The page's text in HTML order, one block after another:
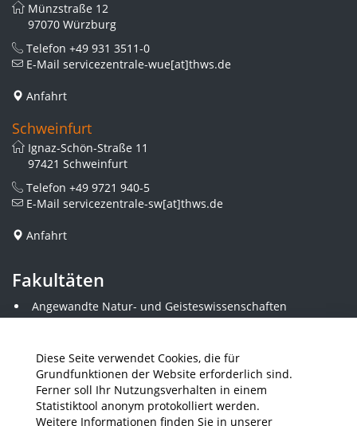
Diese Seite verwendet Cookies, die für
Grundfunktionen der Website erforderlich sind.
Ferner soll Ihr Nutzungsverhalten in einem
Statistiktool anonym protokolliert werden.
Weitere Informationen finden Sie in unserer
Münzstraße 12
97070 Würzburg
Telefon +49 931 3511-0
E-Mail servicezentrale-wue[at]thws.de
Anfahrt
Schweinfurt
Ignaz-Schön-Straße 11
97421 Schweinfurt
Telefon +49 9721 940-5
E-Mail servicezentrale-sw[at]thws.de
Anfahrt
Fakultäten
Angewandte Natur- und Geisteswissenschaften
Angewandte Sozialwissenschaften
Elektrotechnik
Gestaltung
Informatik und Wirtschaftsinformatik
Kunststofftechnik und Vermessung
Maschinenbau